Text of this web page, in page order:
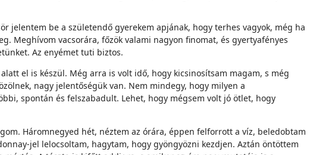
jelentem be a születendő gyerekem apjának, hogy terhes vagyok, még ha
Meghívom vacsorára, főzök valami nagyon finomat, és gyertyafényes
Az enyémet tuti biztos.
el is készül. Még arra is volt idő, hogy kicsinosítsam magam, s még
nagy jelentőségük van. Nem mindegy, hogy milyen a
spontán és felszabadult. Lehet, hogy mégsem volt jó ötlet, hogy
Háromnegyed hét, néztem az órára, éppen felforrott a víz, beledobtam
jel lelocsoltam, hagytam, hogy gyöngyözni kezdjen. Aztán öntöttem